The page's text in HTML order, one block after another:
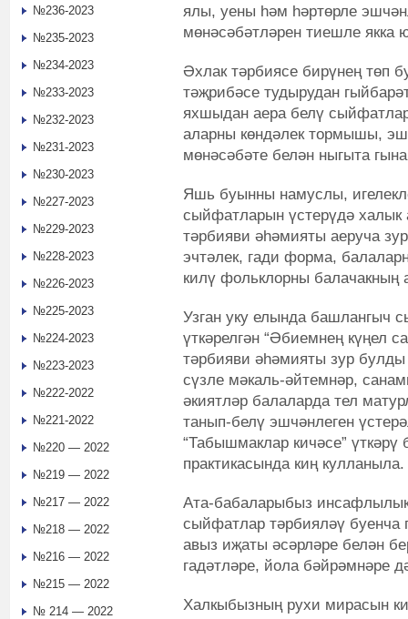
ялы, уены һәм һәртөрле
мөнәсәбәтләрен тиешле якка
Әхлак тәрбиясе бирүнең төп
тәҗрибәсе тудырудан
яхшыдан аера белү
аларны көндәлек тормышы,
мөнәсәбәте белән ныгыта
Яшь буынны намуслы,
сыйфатларын үстерүдә халык
тәрбияви әһәмияты аеруча
эчтәлек, гади форма,
килү фольклорны
Узган уку елында башлангыч
үткәрелгән “Әбиемнең күңел
тәрбияви әһәмияты зур
сүзле мәкаль-әйтемнәр,
әкиятләр балаларда тел
танып-белү эшчәнлеген
“Табышмаклар кичәсе”
практикасында киң кулланыла.
Ата-бабаларыбыз
сыйфатлар тәрбияләү буенча
авыз иҗаты әсәрләре белән
гадәтләре, йола бәйрәмнәре
Халкыбызның рухи мирасын
№236-2023
№235-2023
№234-2023
№233-2023
№232-2023
№231-2023
№230-2023
№227-2023
№229-2023
№228-2023
№226-2023
№225-2023
№224-2023
№223-2023
№222-2022
№221-2022
№220 — 2022
№219 — 2022
№217 — 2022
№218 — 2022
№216 — 2022
№215 — 2022
№ 214 — 2022